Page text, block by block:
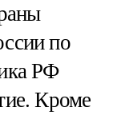
по
РФ
Кроме